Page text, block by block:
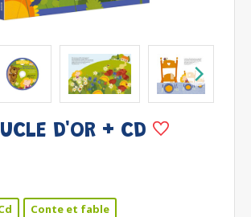
D'OR + CD
Conte et fable